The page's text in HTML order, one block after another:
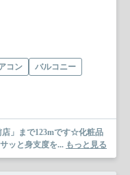
コン
バルコニー
」まで123mです☆化粧品
ッと身支度を... もっと見る